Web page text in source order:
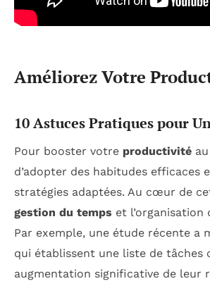
Améliorez Votre
10 Astuces Pratiques pour
Pour booster votre productivité
d’adopter des habitudes efficaces
stratégies adaptées. Au cœur de
gestion du temps et
Par exemple, une étude récente a
qui établissent une liste de tâches
augmentation significative de leur